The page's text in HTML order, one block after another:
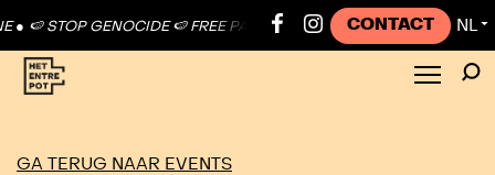
🍉 STOP GENOCIDE 🍉 FREE PALESTINE ● 🍉 STOP GENOCIDE 🍉
CONTACT NL ▼
GA TERUG NAAR EVENTS